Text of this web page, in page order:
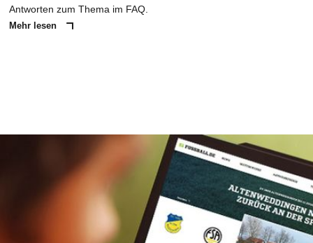
Antworten zum Thema im FAQ.
Mehr lesen